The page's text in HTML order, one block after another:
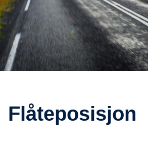
Flåteposisjon